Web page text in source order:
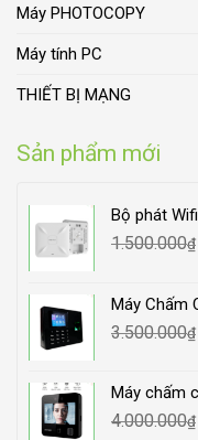
Máy PHOTOCOPY
Máy tính PC
THIẾT BỊ MẠNG
Sản phẩm mới
Bộ phát Wifi
1.500.000₫
Máy Chấm
3.500.000₫
Máy chấm
4.000.000₫